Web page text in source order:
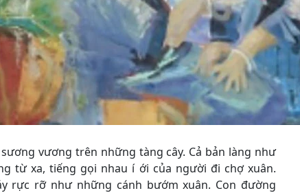
vương trên những tàng cây. Cả bản làng như
từ xa, tiếng gọi nhau í ới của người đi chợ xuân.
rực rỡ như những cánh bướm xuân. Con đường